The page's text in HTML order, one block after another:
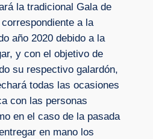
la tradicional Gala de
a la
año 2020 debido a la
y con el objetivo de
su respectivo galardón,
todas las ocasiones
con las personas
en el caso de la pasada
en mano los